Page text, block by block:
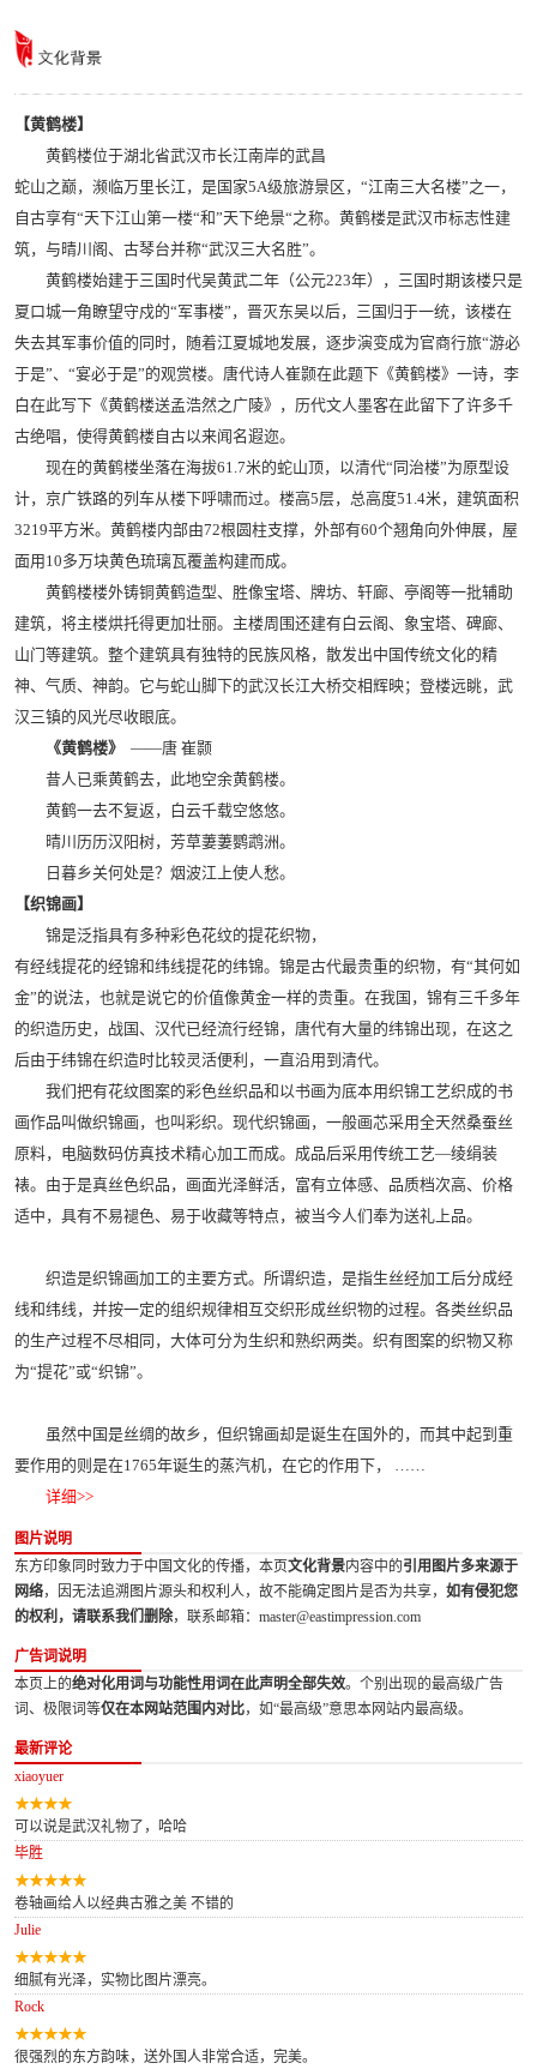
【黄鹤楼】
黄鹤楼位于湖北省武汉市长江南岸的武昌
蛇山之巅，濒临万里长江，是国家5A级旅游景区，“江南三大名楼”之一，
自古享有“天下江山第一楼“和”天下绝景“之称。黄鹤楼是武汉市标志性建
筑，与晴川阁、古琴台并称“武汉三大名胜”。
黄鹤楼始建于三国时代吴黄武二年（公元223年），三国时期该楼只是
夏口城一角瞭望守戍的“军事楼”，晋灭东吴以后，三国归于一统，该楼在
失去其军事价值的同时，随着江夏城地发展，逐步演变成为官商行旅“游必
于是”、“宴必于是”的观赏楼。唐代诗人崔颢在此题下《黄鹤楼》一诗，李
白在此写下《黄鹤楼送孟浩然之广陵》，历代文人墨客在此留下了许多千
古绝唱，使得黄鹤楼自古以来闻名遐迩。
现在的黄鹤楼坐落在海拔61.7米的蛇山顶，以清代“同治楼”为原型设
计，京广铁路的列车从楼下呼啸而过。楼高5层，总高度51.4米，建筑面积
3219平方米。黄鹤楼内部由72根圆柱支撑，外部有60个翘角向外伸展，屋
面用10多万块黄色琉璃瓦覆盖构建而成。
黄鹤楼楼外铸铜黄鹤造型、胜像宝塔、牌坊、轩廊、亭阁等一批辅助
建筑，将主楼烘托得更加壮丽。主楼周围还建有白云阁、象宝塔、碑廊、
山门等建筑。整个建筑具有独特的民族风格，散发出中国传统文化的精
神、气质、神韵。它与蛇山脚下的武汉长江大桥交相辉映；登楼远眺，武
汉三镇的风光尽收眼底。
《黄鹤楼》
——唐 崔颢
昔人已乘黄鹤去，此地空余黄鹤楼。
黄鹤一去不复返，白云千载空悠悠。
晴川历历汉阳树，芳草萋萋鹦鹉洲。
日暮乡关何处是？烟波江上使人愁。
【织锦画】
锦是泛指具有多种彩色花纹的提花织物，
有经线提花的经锦和纬线提花的纬锦。锦是古代最贵重的织物，有“其何如
金”的说法，也就是说它的价值像黄金一样的贵重。在我国，锦有三千多年
的织造历史，战国、汉代已经流行经锦，唐代有大量的纬锦出现，在这之
后由于纬锦在织造时比较灵活便利，一直沿用到清代。
我们把有花纹图案的彩色丝织品和以书画为底本用织锦工艺织成的书
画作品叫做织锦画，也叫彩织。现代织锦画，一般画芯采用全天然桑蚕丝
原料，电脑数码仿真技术精心加工而成。成品后采用传统工艺—绫绢装
裱。由于是真丝色织品，画面光泽鲜活，富有立体感、品质档次高、价格
适中，具有不易褪色、易于收藏等特点，被当今人们奉为送礼上品。
织造是织锦画加工的主要方式。所谓织造，是指生丝经加工后分成经
线和纬线，并按一定的组织规律相互交织形成丝织物的过程。各类丝织品
的生产过程不尽相同，大体可分为生织和熟织两类。织有图案的织物又称
为“提花”或“织锦”。
虽然中国是丝绸的故乡，但织锦画却是诞生在国外的，而其中起到重
要作用的则是在1765年诞生的蒸汽机，在它的作用下， ……
详细>>
图片说明
东方印象同时致力于中国文化的传播，本页文化背景内容中的引用图片多来源于
网络，因无法追溯图片源头和权利人，故不能确定图片是否为共享， 如有侵犯您
的权利，请联系我们删除，联系邮箱：master@eastimpression.com
广告词说明
本页上的绝对化用词与功能性用词在此声明全部失效。个别出现的最高级广告
词、极限词等仅在本网站范围内对比，如“最高级”意思本网站内最高级。
最新评论
xiaoyuer
可以说是武汉礼物了，哈哈
毕胜
卷轴画给人以经典古雅之美 不错的
Julie
细腻有光泽，实物比图片漂亮。
Rock
很强烈的东方韵味，送外国人非常合适，完美。